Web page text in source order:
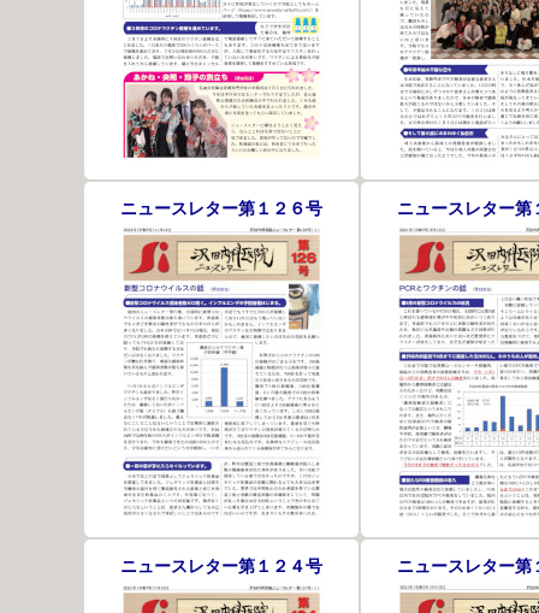
ニュースレター第１２６号 ニュースレター第
ニュースレター第１２４号 ニュースレター第